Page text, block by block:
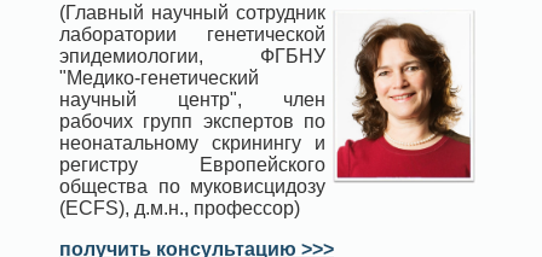
(Главный научный сотрудник
лаборатории генетической
эпидемиологии, ФГБНУ
"Медико-генетический
научный центр", член
рабочих групп экспертов по
неонатальному скринингу и
регистру Европейского
общества по муковисцидозу
(ECFS), д.м.н., профессор)
получить консультацию >>>